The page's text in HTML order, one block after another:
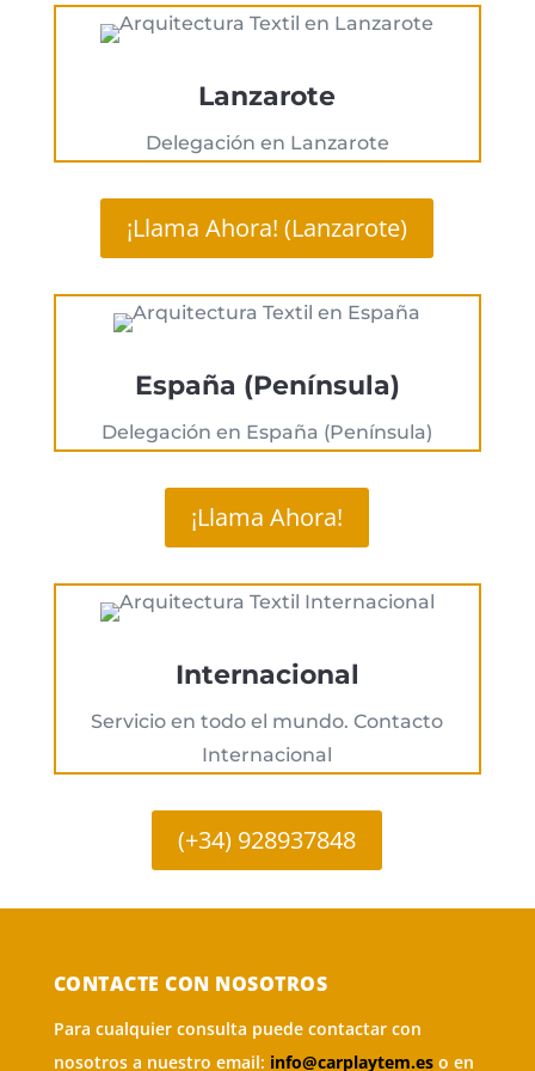
Lanzarote
Delegación en Lanzarote
¡Llama Ahora! (Lanzarote)
España (Península)
Delegación en España (Península)
¡Llama Ahora!
Internacional
Servicio en todo el mundo. Contacto
Internacional
(+34) 928937848
CONTACTE CON NOSOTROS
Para cualquier consulta puede contactar con
nosotros a nuestro email: info@carplaytem.eso en